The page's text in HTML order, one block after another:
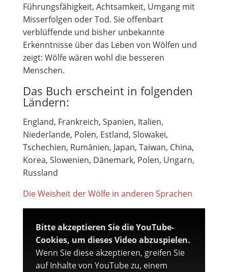
Führungsfähigkeit, Achtsamkeit, Umgang mit
Misserfolgen oder Tod. Sie offenbart
verblüffende und bisher unbekannte
Erkenntnisse über das Leben von Wölfen und
zeigt: Wölfe wären wohl die besseren
Menschen.
Das Buch erscheint in folgenden
Ländern:
England, Frankreich, Spanien, Italien,
Niederlande, Polen, Estland, Slowakei,
Tschechien, Rumänien, Japan, Taiwan, China,
Korea, Slowenien, Dänemark, Polen, Ungarn,
Russland
Die Weisheit der Wölfe in anderen Sprachen
Bitte akzeptieren Sie die YouTube-
Cookies, um dieses Video abzuspielen.
Wenn Sie diese akzeptieren, greifen Sie
auf Inhalte von YouTube zu, einem